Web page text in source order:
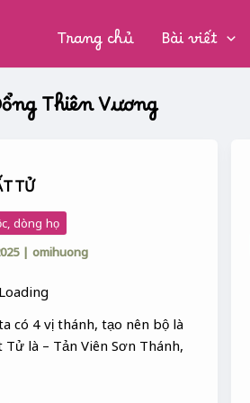
Trang chủ Bài viết
Thiên Vương
TỬ
dòng họ
|omihuong
có 4 vị thánh, tạo nên bộ là
Tử là – Tản Viên Sơn Thánh,